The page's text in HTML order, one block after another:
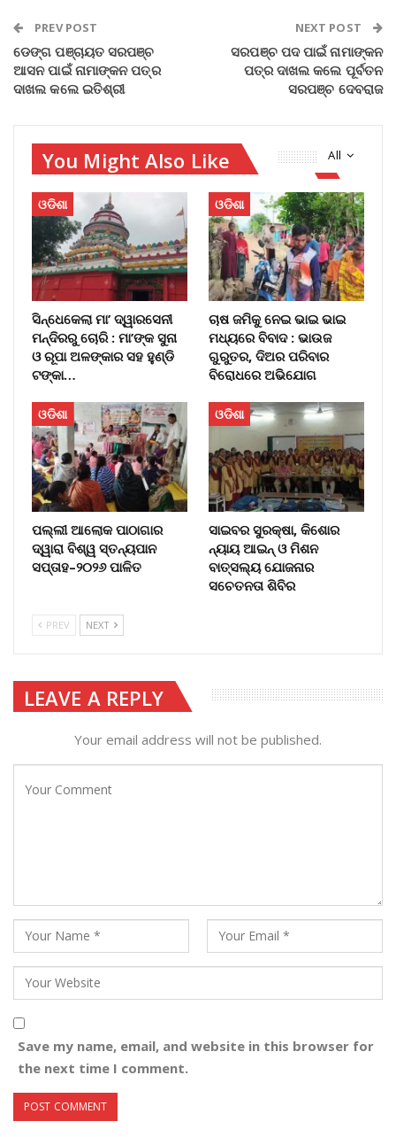
PREV POST
ଡେଙ୍ଗ ପଞ୍ଚାୟତ ସରପଞ୍ଚ
ଆସନ ପାଇଁ ନାମାଙ୍କନ ପତ୍ର
ଦାଖଲ କଲେ ଇତିଶ୍ରୀ
NEXT POST
ସରପଞ୍ଚ ପଦ ପାଇଁ ନାମାଙ୍କନ
ପତ୍ର ଦାଖଲ କଲେ ପୂର୍ବତନ
ସରପଞ୍ଚ ଦେବରାଜ
All
You Might Also Like
ଓଡିଶା
ସିନ୍ଧେକେଲା ମା’ ଦ୍ୱାରସେନୀ
ମନ୍ଦିରରୁ ଚୋରି : ମା’ଙ୍କ ସୁନା
ଓ ରୂପା ଅଳଙ୍କାର ସହ ହୁଣ୍ଡି
ଟଙ୍କା…
ଓଡିଶା
ଚାଷ ଜମିକୁ ନେଇ ଭାଇ ଭାଇ
ମଧ୍ୟରେ ବିବାଦ : ଭାଉଜ
ଗୁରୁତର, ଦିଅର ପରିବାର
ବିରୋଧରେ ଅଭିଯୋଗ
ଓଡିଶା
ପଲ୍ଲୀ ଆଲୋକ ପାଠାଗାର
ଦ୍ୱାରା ବିଶ୍ୱ ସ୍ତନ୍ୟପାନ
ସପ୍ତାହ–୨୦୨୬ ପାଳିତ
ଓଡିଶା
ସାଇବର ସୁରକ୍ଷା, କିଶୋର
ନ୍ୟାୟ ଆଇନ୍ ଓ ମିଶନ
ବାତ୍ସଲ୍ୟ ଯୋଜନାର
ସଚେତନତା ଶିବିର
PREV NEXT
LEAVE A REPLY
Your email address will not be published.
Save my name, email, and website in this browser for
the next time I comment.